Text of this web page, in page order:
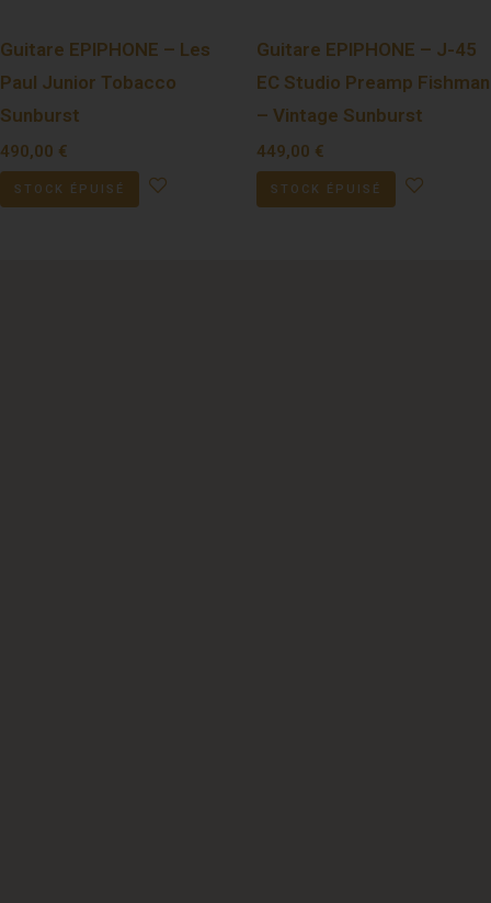
Guitare EPIPHONE – Les
Paul Junior Tobacco
Sunburst
490,00 €
STOCK ÉPUISÉ
Guitare EPIPHONE – J-45
EC Studio Preamp Fishman
– Vintage Sunburst
449,00 €
STOCK ÉPUISÉ